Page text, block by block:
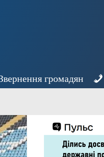
громадян